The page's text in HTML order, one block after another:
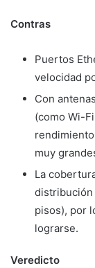
Contras
Puertos
velocidad
Con
(como Wi-
muy
La
distribución
pisos), por
lograrse.
Veredicto